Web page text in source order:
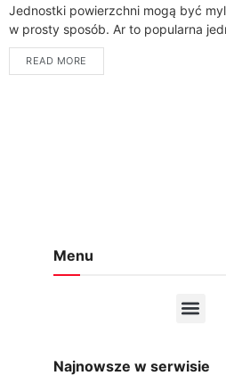
Jednostki powierzchni mogą być
w prosty sposób. Ar to popularna
rolnictwie i nieruchomościach, która...
READ MORE
Menu
Najnowsze w serwisie